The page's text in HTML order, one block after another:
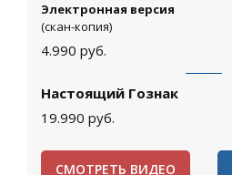
Электронная версия
(скан-копия)
4.990 руб.
Настоящий Гознак
19.990 руб.
СМОТРЕТЬ ВИДЕО